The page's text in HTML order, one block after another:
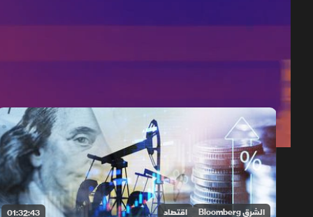
auto
01:32:43 الشرق Bloomberg اقتصاد